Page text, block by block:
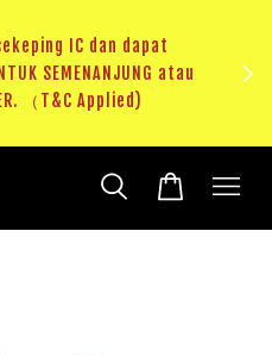
IC dan dapat
SEMENANJUNG atau
（T&C Applied)